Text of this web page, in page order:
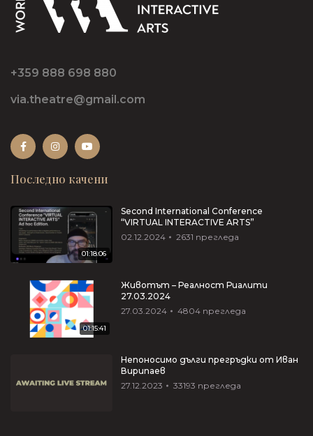
+359 888 698 880
via.theatre@gmail.com
Последно качени
01:18:06
Second International Conference
“VIRTUAL INTERACTIVE ARTS”
02.12.2024
2631 прегледа
01:15:41
Животът – Реалност Риалити
27.03.2024
27.03.2024
4804 прегледа
Непоносимо дълги прегръдки от Иван
Вирипаев
27.12.2023
33193 прегледа